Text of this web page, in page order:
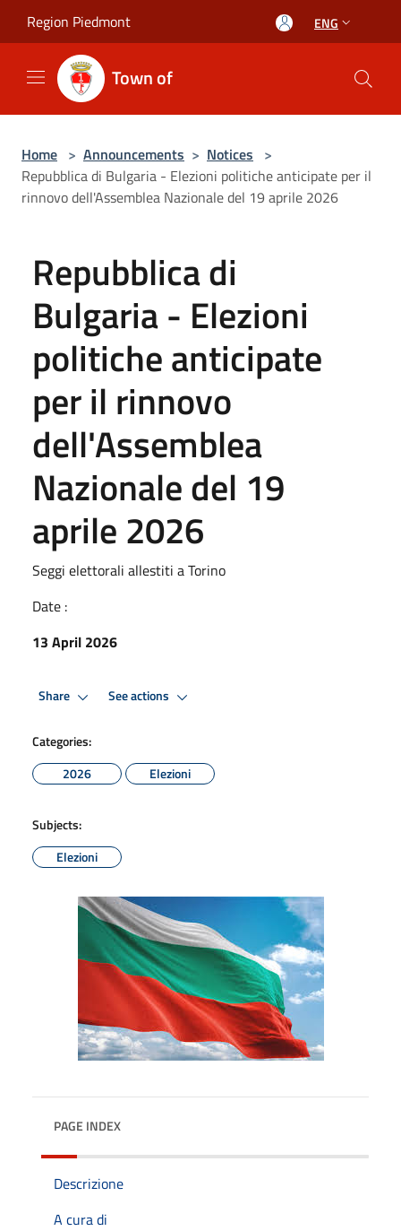
Region Piedmont ENG
Town of
Home > Announcements > Notices >
Repubblica di Bulgaria - Elezioni politiche anticipate per il
rinnovo dell'Assemblea Nazionale del 19 aprile 2026
Repubblica di
Bulgaria - Elezioni
politiche anticipate
per il rinnovo
dell'Assemblea
Nazionale del 19
aprile 2026
Seggi elettorali allestiti a Torino
Date :
13 April 2026
Share See actions
Categories:
2026
Elezioni
Subjects:
Elezioni
PAGE INDEX
Descrizione
A cura di